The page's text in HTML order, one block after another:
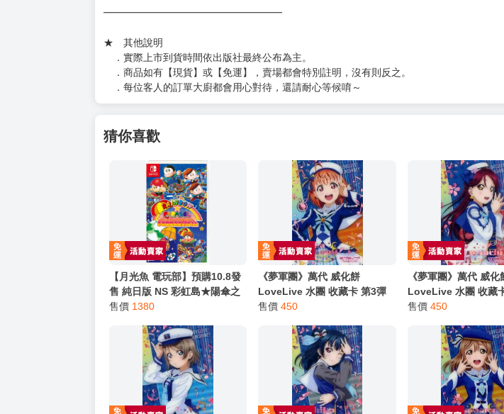
━━━━━━━━━━━━━━━━━━
★ 其他說明
．實際上市到貨時間依出版社最終公布為主。
．商品如有【現貨】或【免運】，賣場都會特別註明，沒有則反之。
．每位客人的訂單大廚都會用心對待，還請耐心等候唷～
猜你喜歡
【月光魚 電玩部】預購10.8發
售 純日版 NS 彩虹島★陽傘之
星 合輯 レインボー★パラソル
售價 1380
《夢軍團》萬代 威化餅
LoveLive 水團 收藏卡 第3彈
金屬質感卡 No.01r 高海千歌
售價 450
《夢軍團》萬代 威化
LoveLive 水團 收藏
金屬質感卡 No.02r 櫻
售價 450